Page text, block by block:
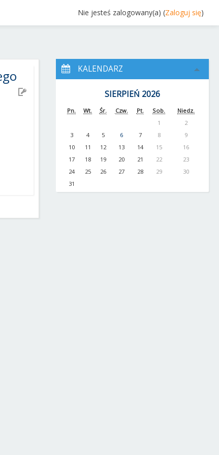
Nie jesteś zalogowany(a) (Zaloguj się)
KALENDARZ
SIERPIEŃ 2026
Pn. Wt. Śr. Czw. Pt. Sob.
Niedz.
1
2
3
4 5 6 7 8
9
10
11 12 13 14 15
16
17
18 19 20 21 22
23
24
25 26 27 28 29
30
31